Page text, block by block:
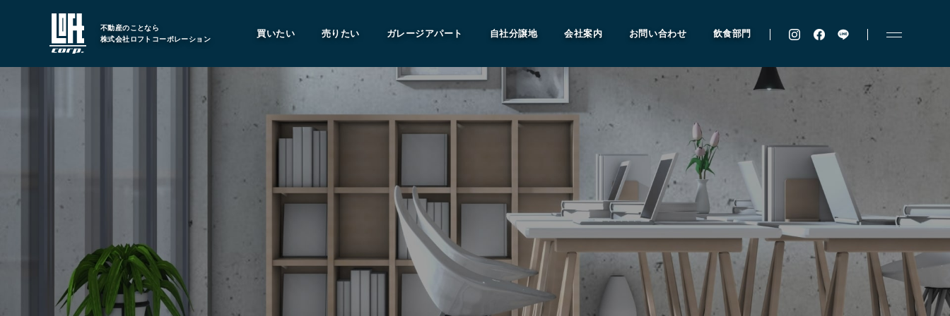
不動産のことなら
株式会社ロフトコーポレーション
買いたい 売りたい ガレージアパート 自社分譲地 会社案内 お問い合わせ 飲食部門